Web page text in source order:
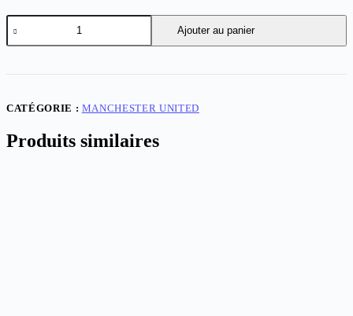
quantité
de
Man
Away
25
Version
Ajouter au panier
CATÉGORIE : MANCHESTER UNITED
Produits similaires